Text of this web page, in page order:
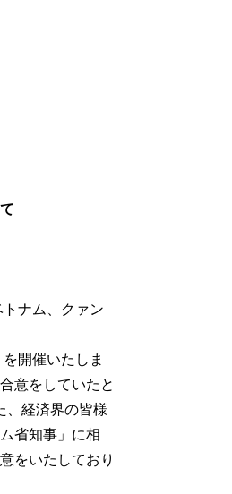
ナム、クァン
開催いたしま
意をしていたと
、経済界の皆様
省知事」に相
をいたしており